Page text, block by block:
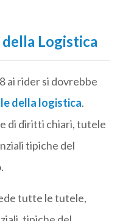
Logistica
ai rider si dovrebbe
della logistica.
di diritti chiari, tutele
tipiche del
tutte le tutele,